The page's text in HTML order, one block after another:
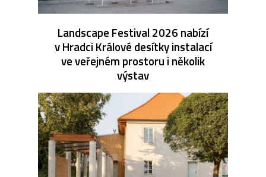
Landscape Festival 2026 nabízí
v Hradci Králové desítky instalací
ve veřejném prostoru i několik
výstav